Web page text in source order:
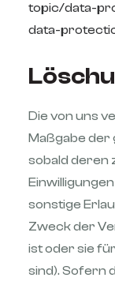
topic/data-
data-
Die von uns
Maßgabe der
sobald deren
sonstige
Zweck der
ist oder sie
sind). Sofern